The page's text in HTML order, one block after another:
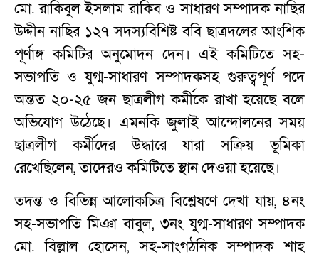
মো. রাকিবুল ইসলাম রাকিব ও সাধারণ সম্পাদক নাছির
উদ্দীন নাছির ১২৭ সদস্যবিশিষ্ট ববি ছাত্রদলের আংশিক
পূর্ণাঙ্গ কমিটির অনুমোদন দেন। এই কমিটিতে সহ-
সভাপতি ও যুগ্ম-সাধারণ সম্পাদকসহ গুরুত্বপূর্ণ পদে
অন্তত ২০-২৫ জন ছাত্রলীগ কর্মীকে রাখা হয়েছে বলে
অভিযোগ উঠেছে। এমনকি জুলাই আন্দোলনের সময়
ছাত্রলীগ কর্মীদের উদ্ধারে যারা সক্রিয় ভূমিকা
রেখেছিলেন, তাদেরও কমিটিতে স্থান দেওয়া হয়েছে।
তদন্ত ও বিভিন্ন আলোকচিত্র বিশ্লেষণে দেখা যায়, ৪নং
সহ-সভাপতি মিঞা বাবুল, ৩নং যুগ্ম-সাধারণ সম্পাদক
মো. বিল্লাল হোসেন, সহ-সাংগঠনিক সম্পাদক শাহ